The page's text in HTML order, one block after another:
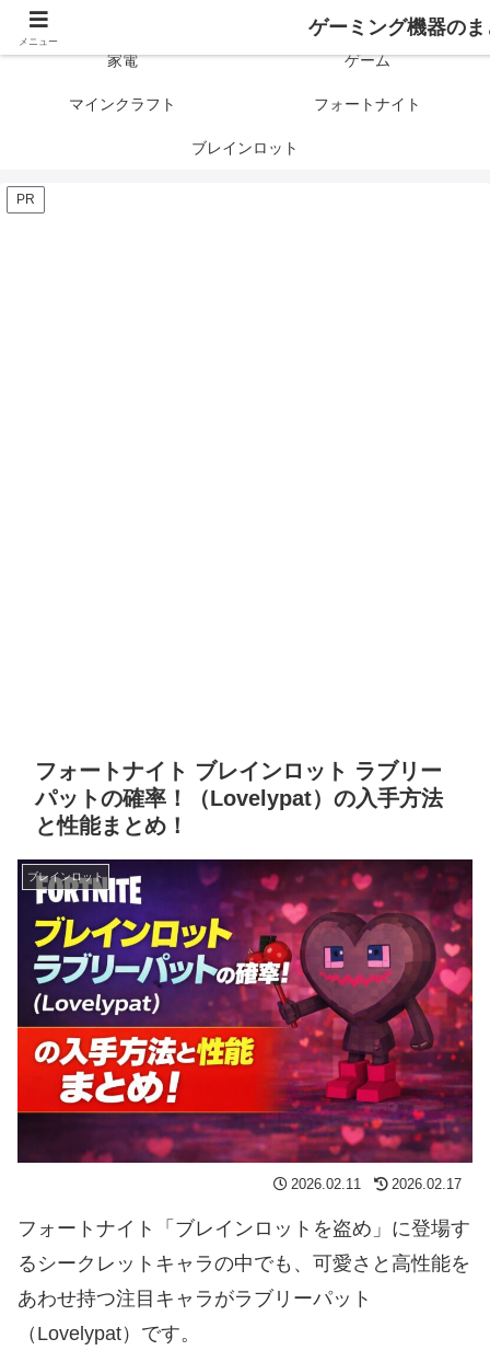
ゲーミング製品の口コミや評判と比較を紹介します！
家電 ゲーム
マインクラフト フォートナイト
ブレインロット
PR
フォートナイト ブレインロット ラブリー
パットの確率！（Lovelypat）の入手方法
と性能まとめ！
ブレインロット
2026.02.11 2026.02.17
フォートナイト「ブレインロットを盗め」に登場す
るシークレットキャラの中でも、可愛さと高性能を
あわせ持つ注目キャラがラブリーパット
（Lovelypat）です。
メニュー
ゲーミング機器の